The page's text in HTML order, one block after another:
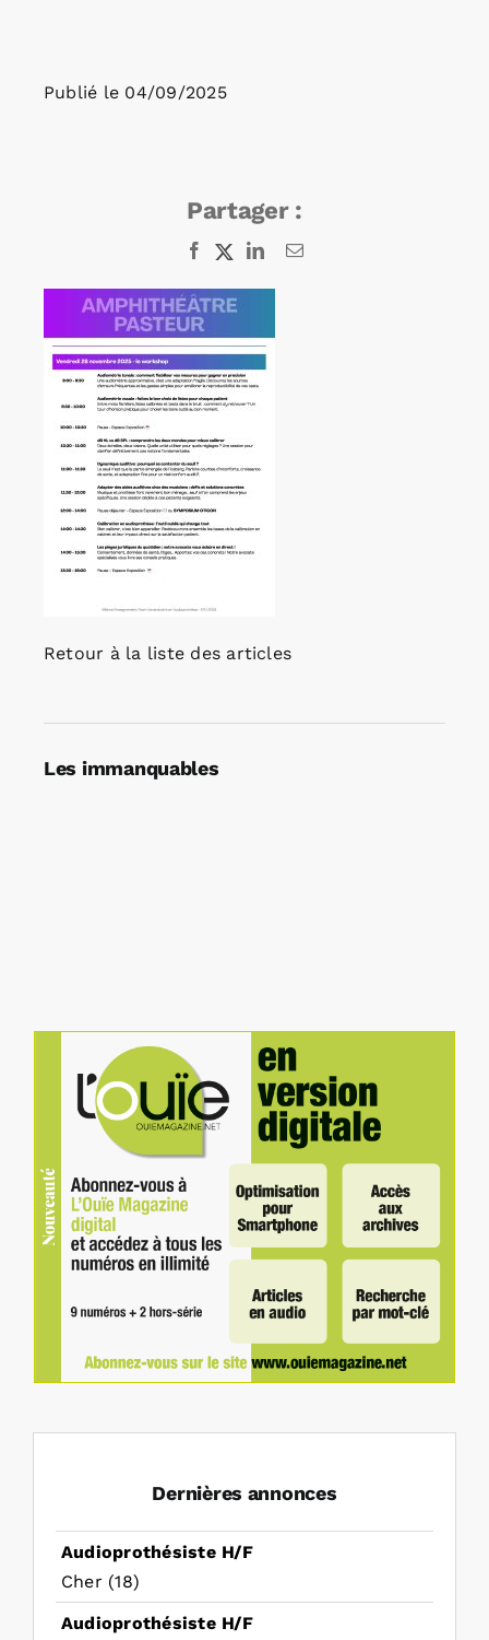
Publié le 04/09/2025
Partager :
Facebook
X LinkedInEmail
Retour à la liste des articles
Les immanquables
Dernières annonces
Audioprothésiste H/F
Cher (18)
Audioprothésiste H/F